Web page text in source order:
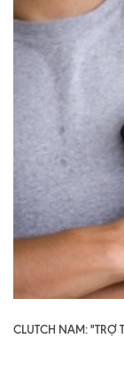
CLUTCH NAM: "TRỢ